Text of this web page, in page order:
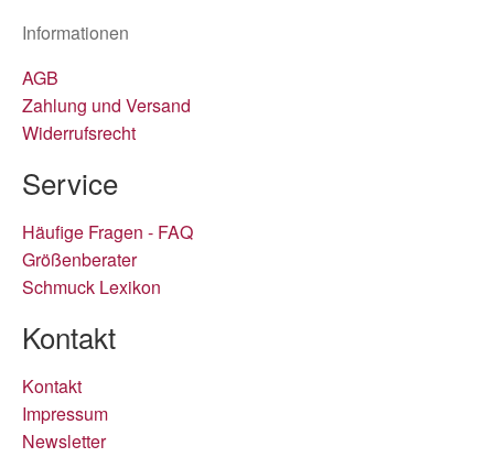
Informationen
AGB
Zahlung und Versand
Widerrufsrecht
Service
Häufige Fragen - FAQ
Größenberater
Schmuck Lexikon
Kontakt
Kontakt
Impressum
Newsletter